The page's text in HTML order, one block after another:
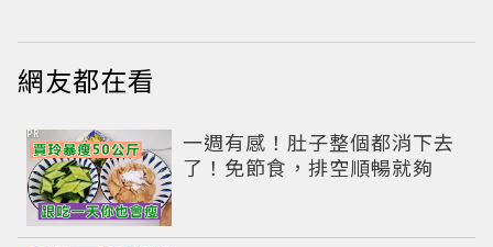
網友都在看
一週有感！肚子整個都消下去
了！免節食，排空順暢就夠
PR